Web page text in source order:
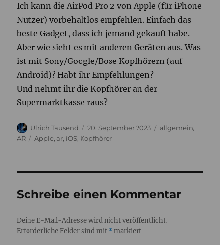
Ich kann die AirPod Pro 2 von Apple (für iPhone
Nutzer) vorbehaltlos empfehlen. Einfach das
beste Gadget, dass ich jemand gekauft habe.
Aber wie sieht es mit anderen Geräten aus. Was
ist mit Sony/Google/Bose Kopfhörern (auf
Android)? Habt ihr Empfehlungen?
Und nehmt ihr die Kopfhörer an der
Supermarktkasse raus?
Autor
Ulrich Tausend
Veröffentlicht
am
20. September 2023 Kategorien
allgemein
AR
Schlagwörter
Apple ar iOS Kopfhörer
Schreibe einen Kommentar
Deine E-Mail-Adresse wird nicht veröffentlicht.
Erforderliche Felder sind mit * markiert